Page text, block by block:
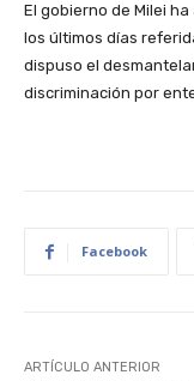
El gobierno de Milei
los últimos días
dispuso el
discriminación por
Facebook
ARTÍCULO ANTERIOR